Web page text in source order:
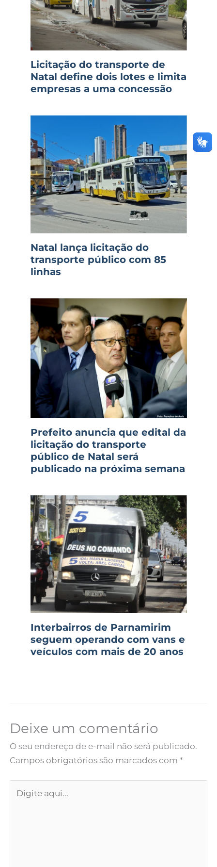
Licitação do transporte de
Natal define dois lotes e limita
empresas a uma concessão
Natal lança licitação do
transporte público com 85
linhas
Prefeito anuncia que edital da
licitação do transporte
público de Natal será
publicado na próxima semana
Interbairros de Parnamirim
seguem operando com vans e
veículos com mais de 20 anos
Deixe um comentário
O seu endereço de e-mail não será publicado.
Campos obrigatórios são marcados com *
aqui...